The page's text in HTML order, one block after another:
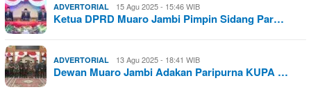
ADVERTORIAL 15 Agu 2025 - 15:46 WIB
Ketua DPRD Muaro Jambi Pimpin Sidang Par…
ADVERTORIAL 13 Agu 2025 - 18:41 WIB
Dewan Muaro Jambi Adakan Paripurna KUPA …